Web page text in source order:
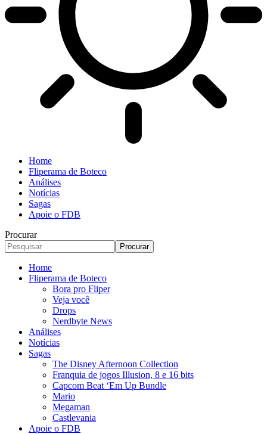
Home
Fliperama de Boteco
Análises
Notícias
Sagas
Apoie o FDB
Procurar
Home
Fliperama de Boteco
Bora pro Fliper
Veja você
Drops
Nerdbyte News
Análises
Notícias
Sagas
The Disney Afternoon Collection
Franquia de jogos Illusion, 8 e 16 bits
Capcom Beat ‘Em Up Bundle
Mario
Megaman
Castlevania
Apoie o FDB